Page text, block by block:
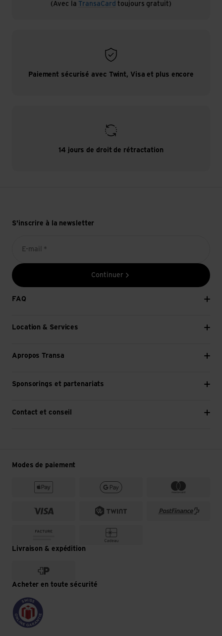
(Avec la TransaCard toujours gratuit)
Paiement sécurisé avec Twint, Visa et plus encore
14 jours de droit de rétractation
S'inscrire à la newsletter
E-mail *
Continuer
FAQ
Location & Services
Apropos Transa
Sponsorings et partenariats
Contact et conseil
Modes de paiement
Livraison & expédition
Acheter en toute sécurité